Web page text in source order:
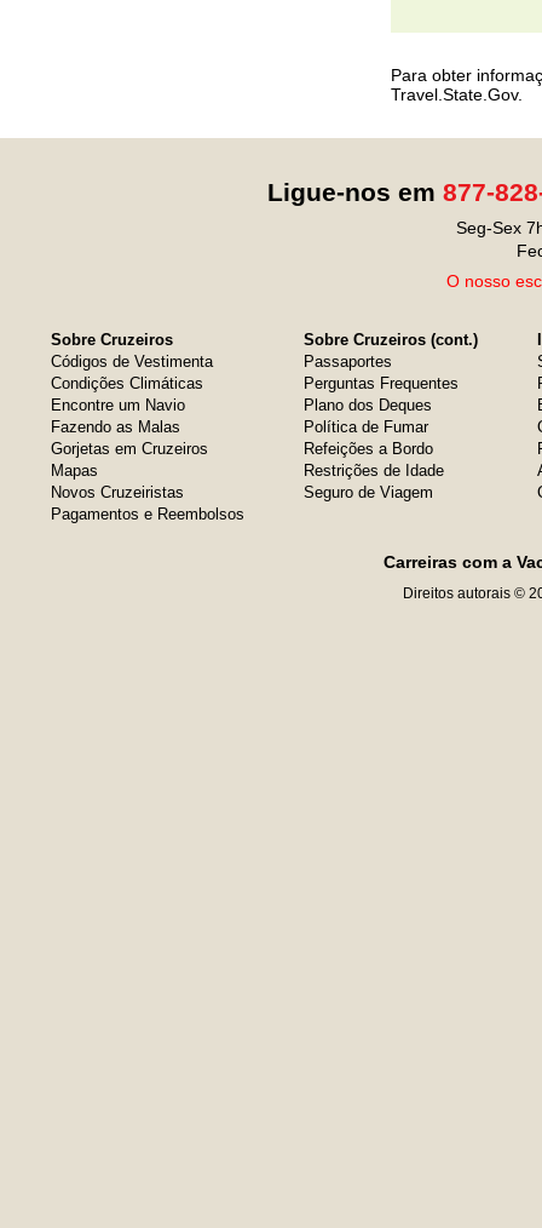
Para obter
Travel.State.Gov.
Ligue-nos em 877-
Seg-Sex
O nosso
Sobre Cruzeiros
Códigos de Vestimenta
Condições Climáticas
Encontre um Navio
Fazendo as Malas
Gorjetas em Cruzeiros
Mapas
Novos Cruzeiristas
Pagamentos e Reembolsos
Sobre Cruzeiros (cont.)
Passaportes
Perguntas Frequentes
Plano dos Deques
Política de Fumar
Refeições a Bordo
Restrições de Idade
Seguro de Viagem
Carreiras com a
Direitos autorais ©